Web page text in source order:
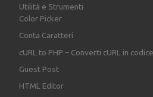
Utilità e Strumenti
Color Picker
Conta Caratteri
cURL to PHP – Converti cURL in
Guest Post
HTML Editor